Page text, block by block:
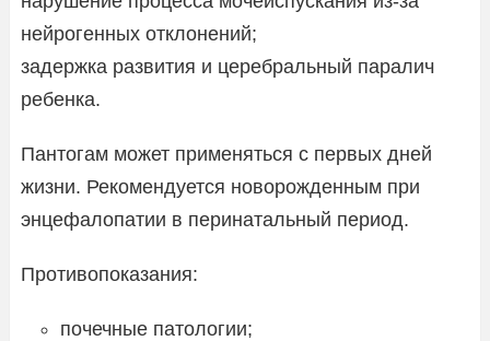
нейрогенных отклонений;
задержка развития и церебральный паралич
ребенка.
Пантогам может применяться с первых дней
жизни. Рекомендуется новорожденным при
энцефалопатии в перинатальный период.
Противопоказания:
почечные патологии;